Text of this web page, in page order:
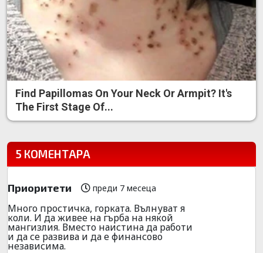
Find Papillomas On Your Neck Or Armpit? It's
The First Stage Of...
5 КОМЕНТАРА
Приоритети преди 7 месеца
Много простичка, горката. Вълнуват я
коли. И да живее на гърба на някой
мангизлия. Вместо наистина да работи
и да се развива и да е финансово
независима.